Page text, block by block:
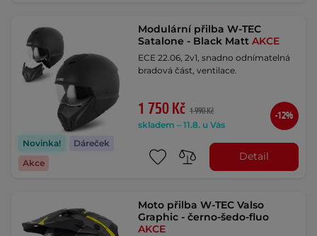
Novinka!
Dáreček
Akce
Modulární přilba W-TEC
Satalone - Black MattAKCE
ECE 22.06, 2v1, snadno odnímatelná
bradová část, ventilace.
1 750 Kč 1 990 Kč
skladem – 11.8. u Vás
-12%
Detail
Moto přilba W-TEC Valso
Graphic - černo-šedo-fluo
AKCE